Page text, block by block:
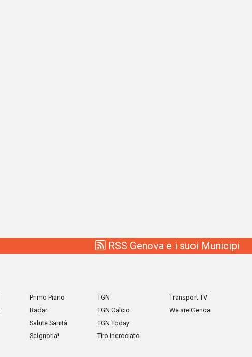
RSS Genova e i suoi Municipi
Primo Piano
Radar
Salute Sanità
Scignoria!
TGN
TGN Calcio
TGN Today
Tiro Incrociato
Transport TV
We are Genoa